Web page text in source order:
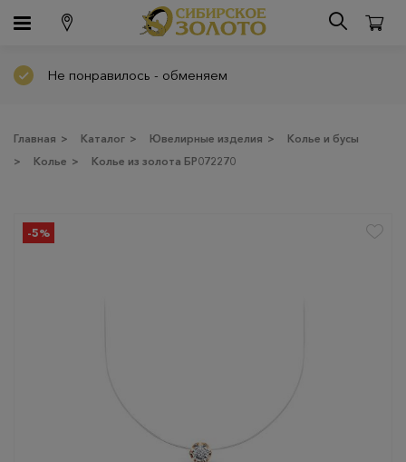
Не понравилось - обменяем
Главная > Каталог > Ювелирные изделия >
Колье и бусы
>
Колье > Колье из золота БР072270
-5%